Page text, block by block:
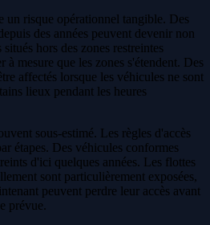
un risque opérationnel tangible. Des
des années peuvent devenir non
hors des zones restreintes
à mesure que les zones s'étendent. Des
affectés lorsque les véhicules ne sont
lieux pendant les heures
sous-estimé. Les règles d'accès
étapes. Des véhicules conformes
d'ici quelques années. Les flottes
sont particulièrement exposées,
peuvent perdre leur accès avant
prévue.